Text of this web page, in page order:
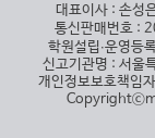
대표이사 : 손
통신판매번호 :
학원설립∙운영등
신고기관명 : 서울
개인정보보호책임